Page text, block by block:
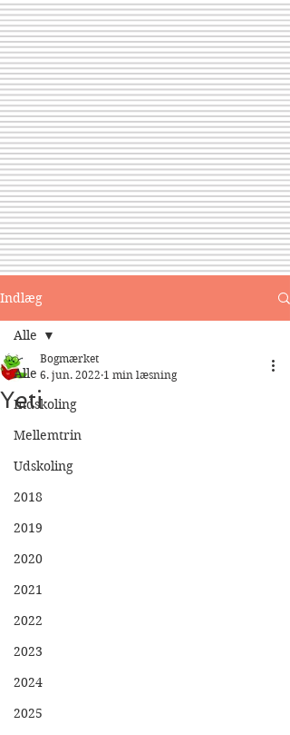
Indlæg
Alle
Indskoling
Mellemtrin
Udskoling
2018
2019
2020
2021
2022
2023
2024
2025
Alle
Yeti
Bogmærket
6. jun. 2022 1 min læsning